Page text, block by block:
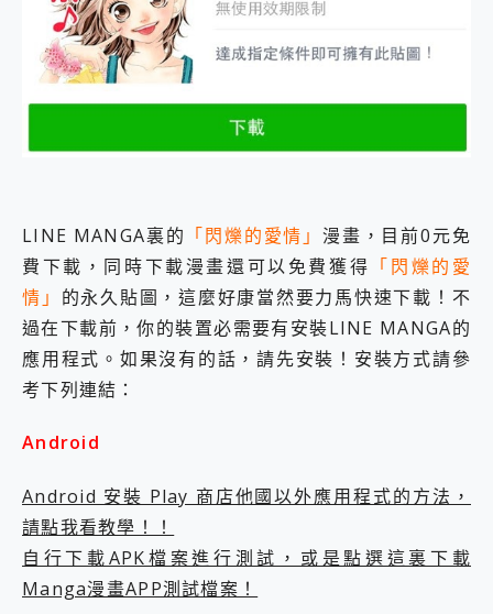
LINE MANGA裏的 「閃爍的愛情」漫畫，目前0元免
費下載，同時下載漫畫還可以免費獲得 「閃爍的愛
情」 的永久貼圖，這麼好康當然要力馬快速下載！不
過在下載前，你的裝置必需要有安裝LINE MANGA的
應用程式。如果沒有的話，請先安裝！安裝方式請參
考下列連結：
Android
Android 安裝 Play 商店他國以外應用程式的方法，
請點我看教學！！
自行下載APK檔案進行測試，或是點選這裏下載
Manga漫畫APP測試檔案！